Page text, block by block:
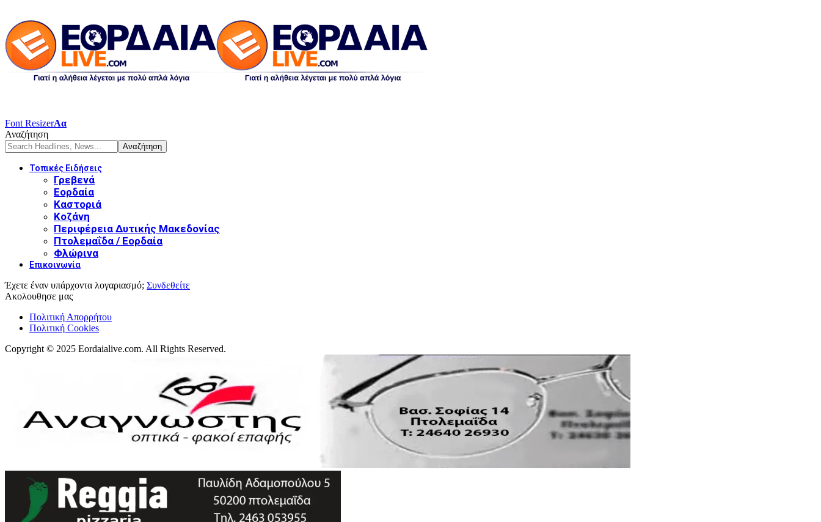
Font ResizerΑα
Αναζήτηση
Τοπικές Ειδήσεις
Γρεβενά
Εορδαία
Καστοριά
Κοζάνη
Περιφέρεια Δυτικής Μακεδονίας
Πτολεμαΐδα / Εορδαία
Φλώρινα
Επικοινωνία
Έχετε έναν υπάρχοντα λογαριασμό; Συνδεθείτε
Ακολουθησε μας
Πολιτική Απορρήτου
Πολιτική Cookies
Copyright © 2025 Eordaialive.com. All Rights Reserved.